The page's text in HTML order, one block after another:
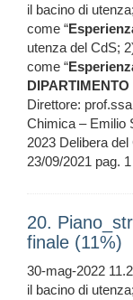
il bacino di
come “
utenza del CdS;
come “
DIPARTIMENTO
Direttore:
Chimica – Emilio
2023 Delibera del
23/09/2021 pag. 1
20.
finale (11%)
30-mag-2022
il bacino di